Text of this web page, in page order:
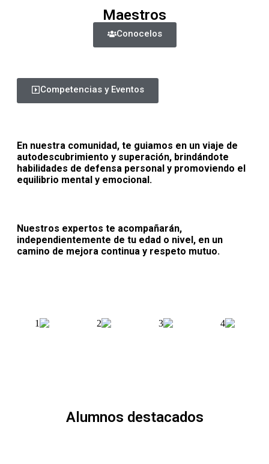
Maestros
Conocelos
Competencias y Eventos
En nuestra comunidad, te guiamos en un viaje de
autodescubrimiento y superación, brindándote
habilidades de defensa personal y promoviendo el
equilibrio mental y emocional.
Nuestros expertos te acompañarán,
independientemente de tu edad o nivel, en un
camino de mejora continua y respeto mutuo.
Alumnos destacados